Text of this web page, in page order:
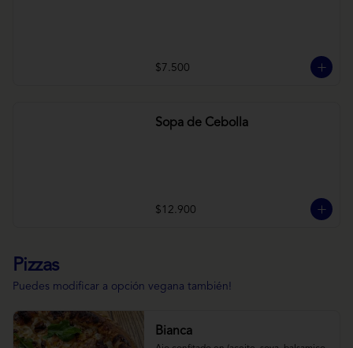
$7.500
Sopa de Cebolla
$12.900
Pizzas
Puedes modificar a opción vegana también!
Bianca